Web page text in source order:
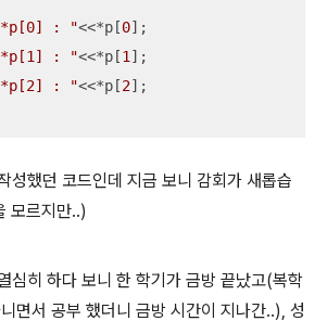
: "<<*p[0];
: "<<*p[1 ];
: "<<*p[2];
성했던 코드인데 지금 보니 감회가 새롭습
모르지만..)
심히 하다 보니 한 학기가 금방 끝났고(복학
면서 공부 했더니 금방 시간이 지나간..), 성